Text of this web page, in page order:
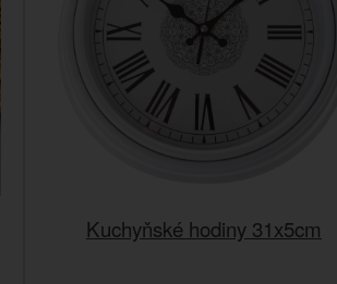
Kuchyňské hodiny 31x5cm